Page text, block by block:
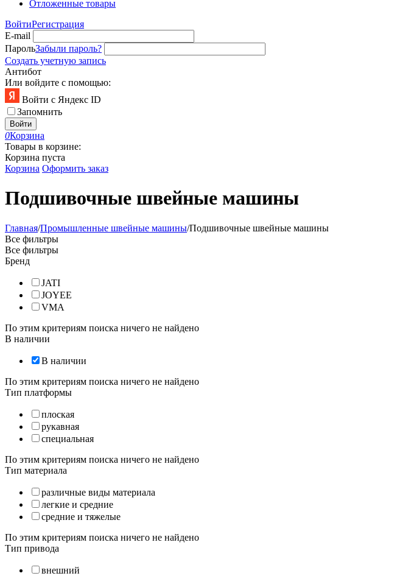
Отложенные товары
ВойтиРегистрация
E-mail
ПарольЗабыли пароль?
Создать учетную запись
Антибот
Или войдите с помощью:
Войти с Яндекс ID
Запомнить
Войти
0Корзина
Товары в корзине:
Корзина пуста
Корзина Оформить заказ
Подшивочные швейные машины
Главная/Промышленные швейные машины/Подшивочные швейные машины
Все фильтры
Все фильтры
Бренд
JATI
JOYEE
VMA
По этим критериям поиска ничего не найдено
В наличии
В наличии
По этим критериям поиска ничего не найдено
Тип платформы
плоская
рукавная
специальная
По этим критериям поиска ничего не найдено
Тип материала
различные виды материала
легкие и средние
средние и тяжелые
По этим критериям поиска ничего не найдено
Тип привода
внешний